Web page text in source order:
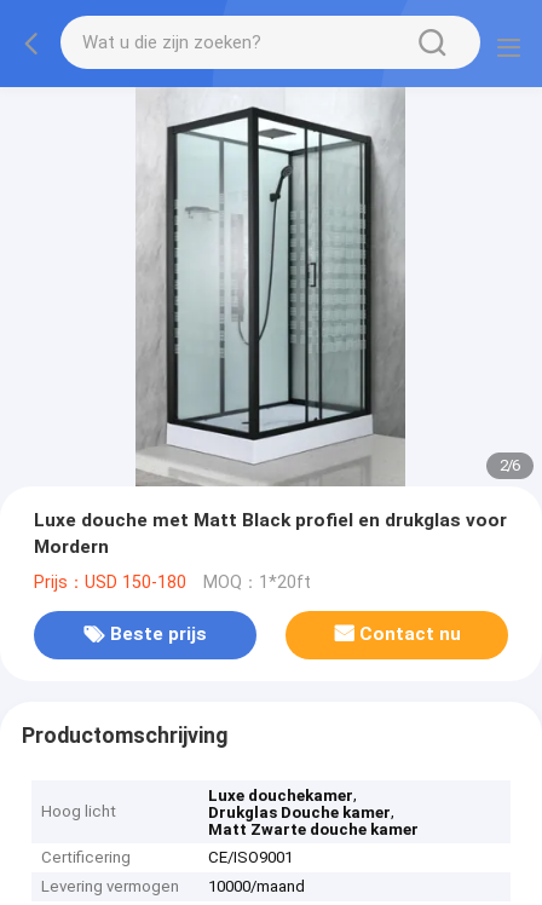
2/6
Luxe douche met Matt Black profiel en drukglas voor
Mordern
Prijs：USD 150-180 MOQ：1*20ft
Beste prijs Contact nu
Productomschrijving
Hoog licht
Luxe douchekamer,
Drukglas Douche kamer,
Matt Zwarte douche kamer
Certificering
CE/ISO9001
Levering vermogen
10000/maand